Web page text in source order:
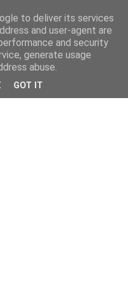
to deliver its services
and user-agent are
and security
generate usage
abuse.
GOT IT